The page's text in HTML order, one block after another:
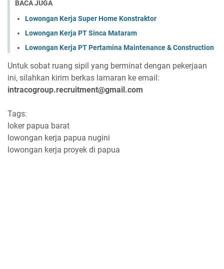
BACA JUGA
Lowongan Kerja Super Home Konstraktor
Lowongan Kerja PT Sinca Mataram
Lowongan Kerja PT Pertamina Maintenance & Construction
Untuk sobat ruang sipil yang berminat dengan pekerjaan
ini, silahkan kirim berkas lamaran ke email:
intracogroup.recruitment@gmail.com
Tags:
loker papua barat
lowongan kerja papua nugini
lowongan kerja proyek di papua